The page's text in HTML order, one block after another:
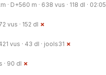
· D+560 m · 638 vus · 118 dl · 02:05
vus · 152 dl
vus · 43 dl · jools31
· 90 dl